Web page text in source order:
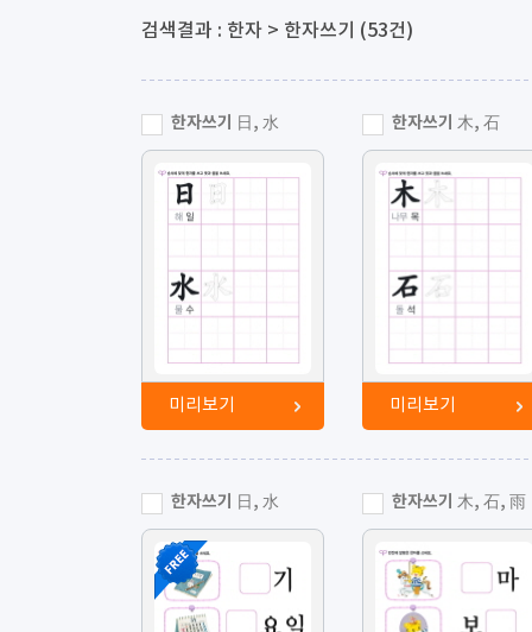
검색결과 : 한자 > 한자쓰기 (53건)
한자쓰기 日, 水
미리보기
한자쓰기 木, 石
미리보기
한자쓰기 日, 水 한자쓰기 木, 石, 雨